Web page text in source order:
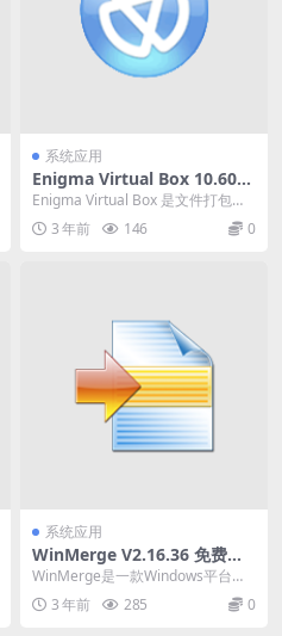
系统应用
Enigma Virtual Box 10.60
单文件封装工具绿色版
Enigma Virtual Box 是文件打包系
统，用于一些绿软爱好者制作单
文...3 年前 146 0
系统应用
WinMerge V2.16.36 免费开
源的文件比较工具，中文绿色
版
WinMerge是一款Windows平台免
费开源的文件比较工具的文件差异
对比工具...
3 年前 285 0